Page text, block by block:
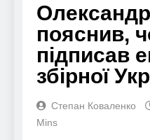
пояснив,
підписав
збірної
Степан Коваленко
Mins